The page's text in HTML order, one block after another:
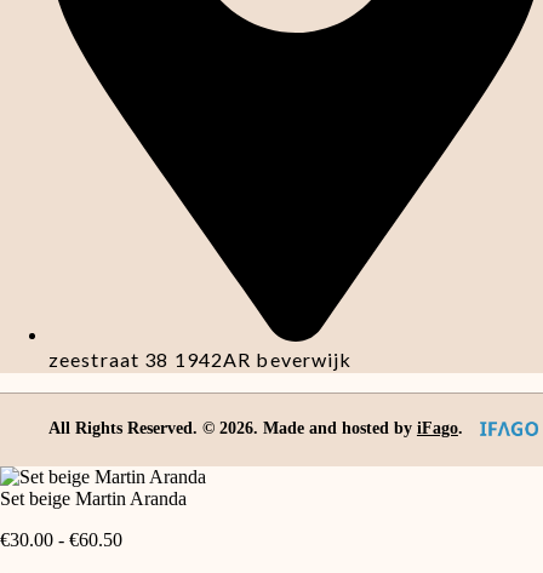
zeestraat 38 1942AR beverwijk
All Rights Reserved. © 2026. Made and hosted by iFago.
Set beige Martin Aranda
€30.00 - €60.50Prijsklasse: